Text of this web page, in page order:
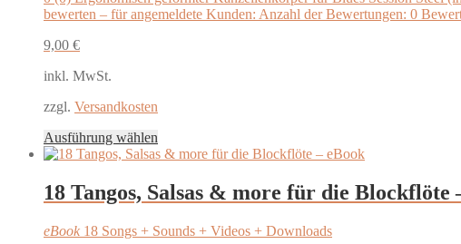
bewerten – für angemeldete Kunden: Anzahl der Bewertungen: 0
9,00 €
inkl. MwSt.
zzgl. Versandkosten
Ausführung wählen
Produkt
mehrere
Varianten
Die
18 Tangos, Salsas & more für die Blockflöte
eBook 18 Songs + Sounds + Videos + Downloads